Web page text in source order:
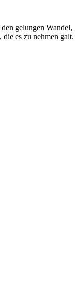
gelungen Wandel,
es zu nehmen galt.